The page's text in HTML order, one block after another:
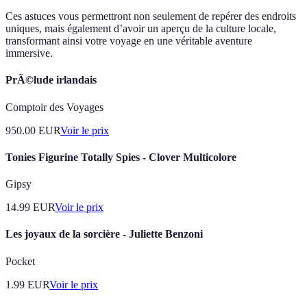
Ces astuces vous permettront non seulement de repérer des endroits
uniques, mais également d’avoir un aperçu de la culture locale,
transformant ainsi votre voyage en une véritable aventure
immersive.
PrÃ©lude irlandais
Comptoir des Voyages
950.00 EURVoir le prix
Tonies Figurine Totally Spies - Clover Multicolore
Gipsy
14.99 EURVoir le prix
Les joyaux de la sorcière - Juliette Benzoni
Pocket
1.99 EURVoir le prix